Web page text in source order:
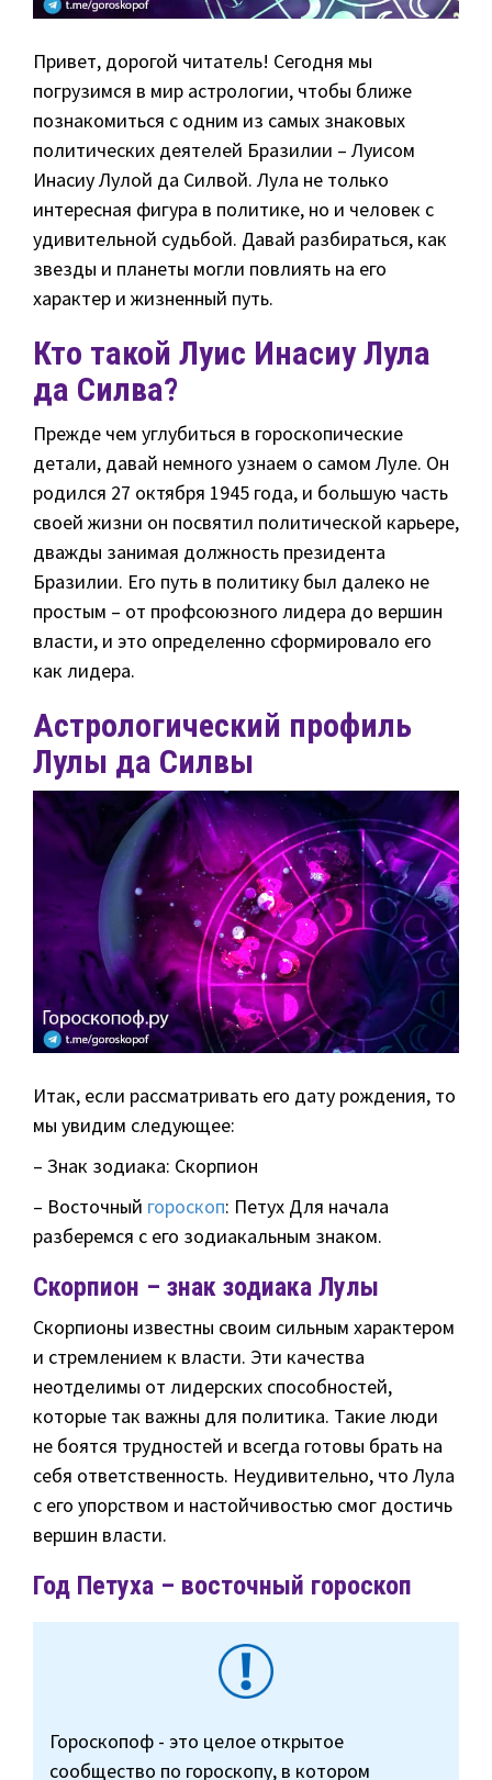
Привет, дорогой читатель! Сегодня мы
погрузимся в мир астрологии, чтобы ближе
познакомиться с одним из самых знаковых
политических деятелей Бразилии – Луисом
Инасиу Лулой да Силвой. Лула не только
интересная фигура в политике, но и человек с
удивительной судьбой. Давай разбираться, как
звезды и планеты могли повлиять на его
характер и жизненный путь.
Кто такой Луис Инасиу Лула
да Силва?
Прежде чем углубиться в гороскопические
детали, давай немного узнаем о самом Луле. Он
родился 27 октября 1945 года, и большую часть
своей жизни он посвятил политической карьере,
дважды занимая должность президента
Бразилии. Его путь в политику был далеко не
простым – от профсоюзного лидера до вершин
власти, и это определенно сформировало его
как лидера.
Астрологический профиль
Лулы да Силвы
Итак, если рассматривать его дату рождения, то
мы увидим следующее:
– Знак зодиака: Скорпион
– Восточный гороскоп: Петух Для начала
разберемся с его зодиакальным знаком.
Скорпион – знак зодиака Лулы
Скорпионы известны своим сильным характером
и стремлением к власти. Эти качества
неотделимы от лидерских способностей,
которые так важны для политика. Такие люди
не боятся трудностей и всегда готовы брать на
себя ответственность. Неудивительно, что Лула
с его упорством и настойчивостью смог достичь
вершин власти.
Год Петуха – восточный гороскоп
Гороскопоф - это целое открытое
сообщество по гороскопу, в котором